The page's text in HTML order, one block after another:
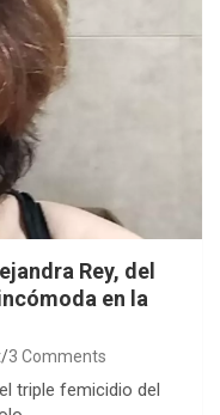
Rey, del
en la
3 Comments
triple femicidio del